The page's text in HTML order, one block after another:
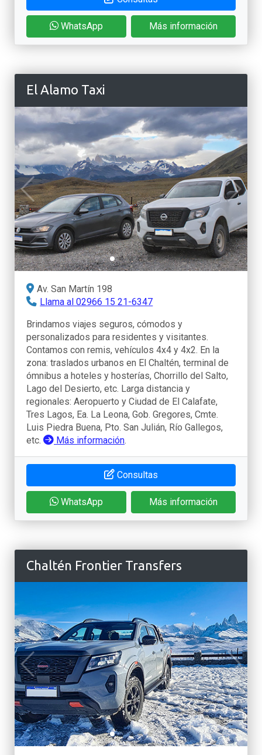
WhatsApp Más información
El Alamo Taxi
Av. San Martín 198
Llama al 02966 15 21-6347
Brindamos viajes seguros, cómodos y
personalizados para residentes y visitantes.
Contamos con remis, vehículos 4x4 y 4x2. En la
zona: traslados urbanos en El Chaltén, terminal de
ómnibus a hoteles y hosterías, Chorrillo del Salto,
Lago del Desierto, etc. Larga distancia y
regionales: Aeropuerto y Ciudad de El Calafate,
Tres Lagos, Ea. La Leona, Gob. Gregores, Cmte.
Luis Piedra Buena, Pto. San Julián, Río Gallegos,
etc.
Más información.
Consultas
WhatsApp Más información
Chaltén Frontier Transfers